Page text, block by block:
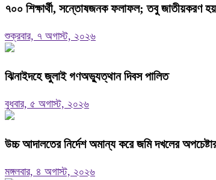
৭০০ শিক্ষার্থী, সন্তোষজনক ফলাফল; তবু জাতীয়করণ
শুক্রবার, ৭ অগাস্ট, ২০২৬
ঝিনাইদহে জুলাই গণঅভ্যুত্থান দিবস পালিত
বুধবার, ৫ অগাস্ট, ২০২৬
উচ্চ আদালতের নির্দেশ অমান্য করে জমি দখলের
মঙ্গলবার, ৪ অগাস্ট, ২০২৬